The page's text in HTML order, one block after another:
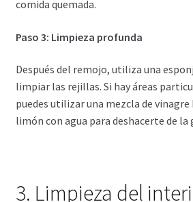
comida quemada.
Paso 3: Limpieza profunda
Después del remojo, utiliza una
limpiar las rejillas. Si hay áreas
puedes utilizar una mezcla de vinagre
limón con agua para deshacerte de
3. Limpieza del